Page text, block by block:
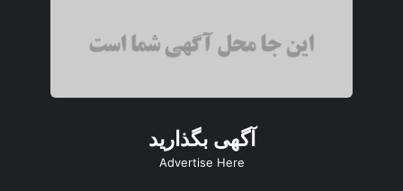
آگهی بگذارید
Advertise Here